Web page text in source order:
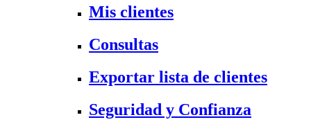
Mis clientes
Consultas
Exportar lista de clientes
Seguridad y Confianza